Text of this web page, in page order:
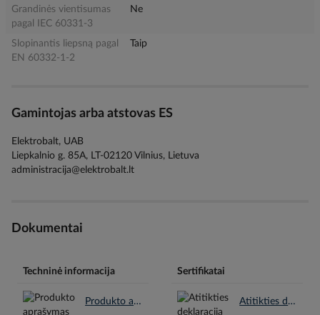
Grandinės vientisumas
pagal IEC 60331-3
Ne
Slopinantis liepsną pagal
EN 60332-1-2
Taip
Gamintojas arba atstovas ES
Elektrobalt, UAB
Liepkalnio g. 85A, LT-02120 Vilnius, Lietuva
administracija@elektrobalt.lt
Dokumentai
Techninė informacija
Produkto aprašymas en.pdf
Sertifikatai
Atitikties deklaracija CE lt.pdf